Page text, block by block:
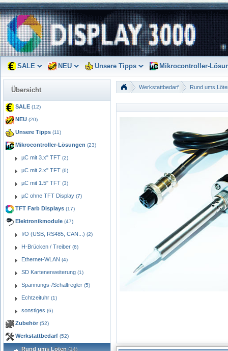
SALE NEU Unsere Tipps Mikrocontroller-
Übersicht
SALE (12)
NEU (20)
Unsere Tipps (11)
Mikrocontroller-Lösungen (23)
µC mit 3.x" TFT (2)
µC mit 2.x" TFT (6)
µC mit 1.5" TFT (3)
µC ohne TFT Display (7)
TFT Farb Displays (17)
Elektronikmodule (47)
I/O (USB, RS485, CAN...) (2)
H-Brücken / Treiber (6)
Ethernet-WLAN (4)
SD Kartenerweiterung (1)
Spannungs-/Schaltregler (5)
Echtzeituhr (1)
sonstiges (6)
Zubehör (52)
Werkstattbedarf (52)
Rund ums Löten (14)
Werkstattbedarf Rund ums